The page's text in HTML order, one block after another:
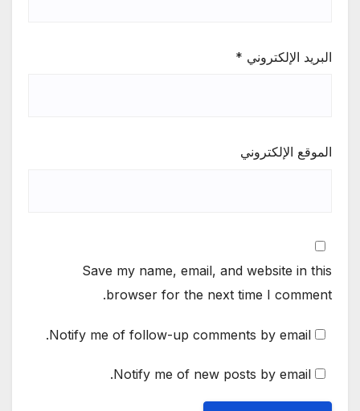
البريد الإلكتروني *
الموقع الإلكتروني
Save my name, email, and website in this
browser for the next time I comment.
Notify me of follow-up comments by email.
Notify me of new posts by email.